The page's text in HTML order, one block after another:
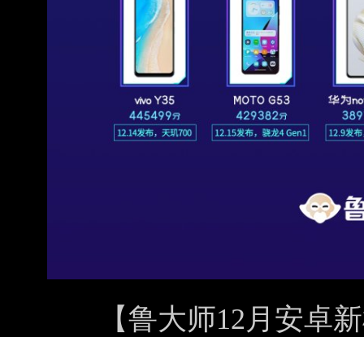
【鲁大师12月安卓新